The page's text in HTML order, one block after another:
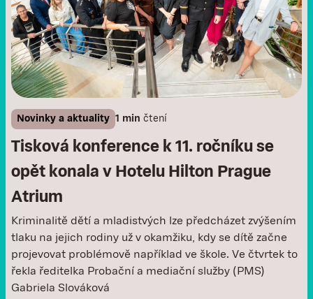
Novinky a aktuality 1 min čtení
Tisková konference k 11. ročníku se
opět konala v Hotelu Hilton Prague
Atrium
Kriminalitě dětí a mladistvých lze předcházet zvýšením
tlaku na jejich rodiny už v okamžiku, kdy se dítě začne
projevovat problémově například ve škole. Ve čtvrtek to
řekla ředitelka Probační a mediační služby (PMS)
Gabriela Slováková